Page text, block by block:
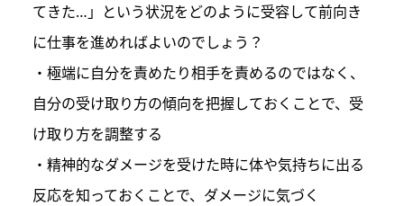
てきた…」という状況をどのように受容して前向き
に仕事を進めればよいのでしょう？
・極端に自分を責めたり相手を責めるのではなく、
自分の受け取り方の傾向を把握しておくことで、受
け取り方を調整する
・精神的なダメージを受けた時に体や気持ちに出る
反応を知っておくことで、ダメージに気づく